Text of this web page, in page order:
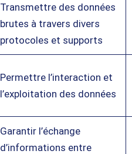
Transmettre des données
brutes à travers divers
protocoles et supports
Permettre l’interaction et
l’exploitation des données
Garantir l’échange
d’informations entre